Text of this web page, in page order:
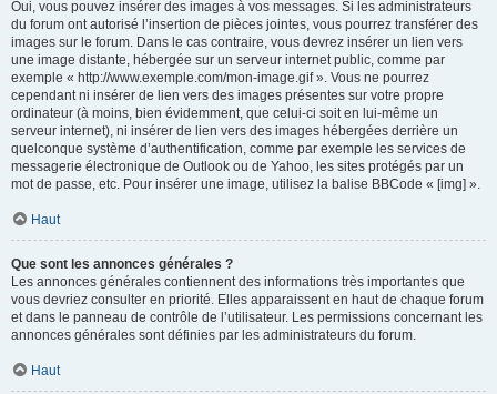
Oui, vous pouvez insérer des images à vos messages. Si les administrateurs
du forum ont autorisé l’insertion de pièces jointes, vous pourrez transférer des
images sur le forum. Dans le cas contraire, vous devrez insérer un lien vers
une image distante, hébergée sur un serveur internet public, comme par
exemple « http://www.exemple.com/mon-image.gif ». Vous ne pourrez
cependant ni insérer de lien vers des images présentes sur votre propre
ordinateur (à moins, bien évidemment, que celui-ci soit en lui-même un
serveur internet), ni insérer de lien vers des images hébergées derrière un
quelconque système d’authentification, comme par exemple les services de
messagerie électronique de Outlook ou de Yahoo, les sites protégés par un
mot de passe, etc. Pour insérer une image, utilisez la balise BBCode « [img] ».
Haut
Que sont les annonces générales ?
Les annonces générales contiennent des informations très importantes que
vous devriez consulter en priorité. Elles apparaissent en haut de chaque forum
et dans le panneau de contrôle de l’utilisateur. Les permissions concernant les
annonces générales sont définies par les administrateurs du forum.
Haut